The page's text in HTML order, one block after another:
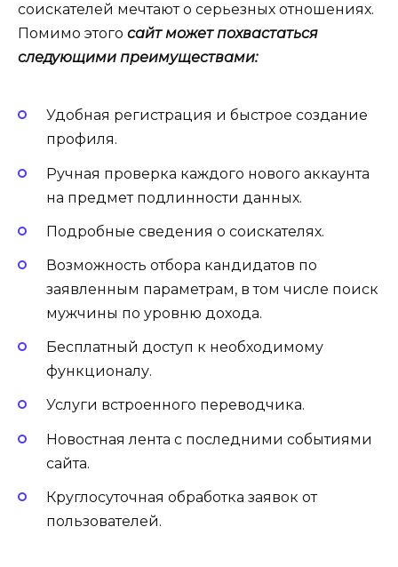
соискателей мечтают о серьезных отношениях.
Помимо этого сайт может похвастаться
следующими преимуществами:
Удобная регистрация и быстрое создание
профиля.
Ручная проверка каждого нового аккаунта
на предмет подлинности данных.
Подробные сведения о соискателях.
Возможность отбора кандидатов по
заявленным параметрам, в том числе поиск
мужчины по уровню дохода.
Бесплатный доступ к необходимому
функционалу.
Услуги встроенного переводчика.
Новостная лента с последними событиями
сайта.
Круглосуточная обработка заявок от
пользователей.